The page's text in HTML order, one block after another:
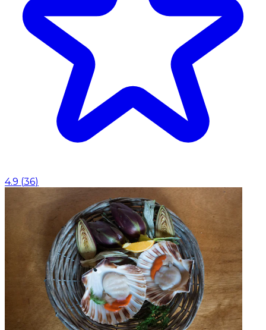
4.9 (36)